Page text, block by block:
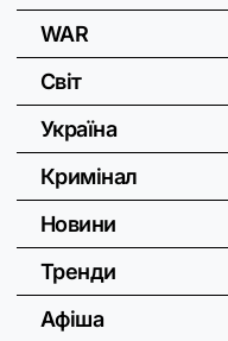
WAR
Світ
Україна
Кримінал
Новини
Тренди
Афіша